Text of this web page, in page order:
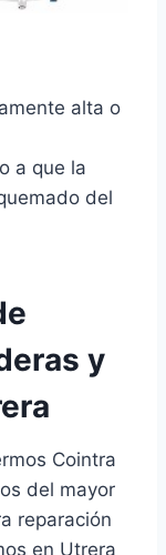
alta o
a que la
del
y
Cointra
del mayor
reparación
en Utrera